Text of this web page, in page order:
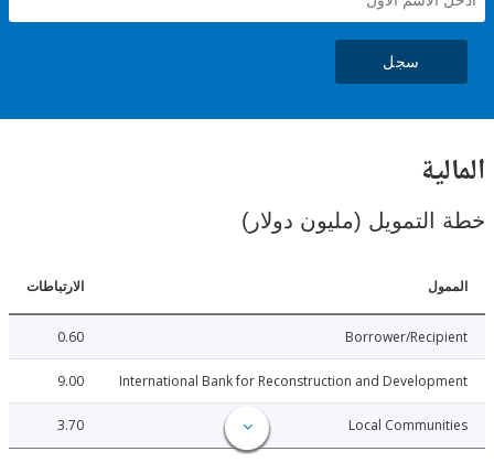
(مليون دولار)
الارتباطات
Borrower/
International Bank for Reconstruction and
9.00
Local